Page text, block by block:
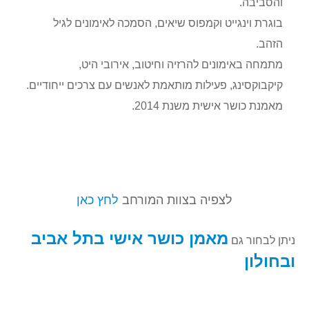
והסביבה.
בוגרת וינגייט וקמפוס שיאים, הסמכה לאימונים לגיל
הזהב.
מתמחה באימונים להרזיה וחיטוב, אירובי היט,
קיקבוקסינג, פעילות מותאמת לאנשים עם צרכים ייחודיים.
מאמנת כושר אישית משנת 2014.
לצפיה בצוות המורחב לחץ כאן
ניתן לבחור גם מאמן כושר אישי בתל אביב
ובחולון